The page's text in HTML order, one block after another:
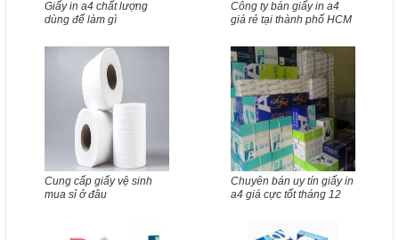
Giấy in a4 chất lượng
dùng để làm gì
Công ty bán giấy in a4
giá rẻ tại thành phố HCM
Cung cấp giấy vệ sinh
mua sỉ ở đâu
Chuyên bán uy tín giấy in
a4 giá cực tốt tháng 12